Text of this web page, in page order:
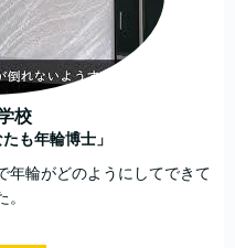
校
も年輪博士」
年輪がどのようにしてできて